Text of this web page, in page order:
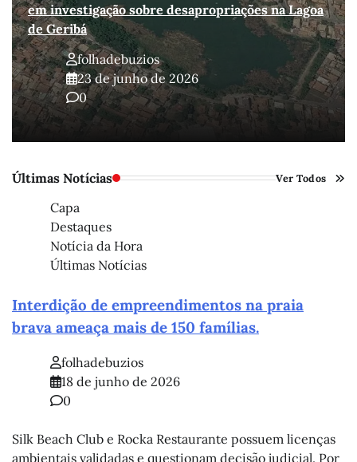
em investigação sobre desapropriações na Lagoa
de Geribá
folhadebuzios
23 de junho de 2026
0
Últimas Notícias Ver Todos
Capa
Destaques
Notícia da Hora
Últimas Notícias
Interdição de empreendimentos na praia
brava ameaça mais de 150 famílias.
folhadebuzios
18 de junho de 2026
0
Silk Beach Club e Rocka Restaurante possuem licenças
ambientais validadas e questionam decisão judicial. Por